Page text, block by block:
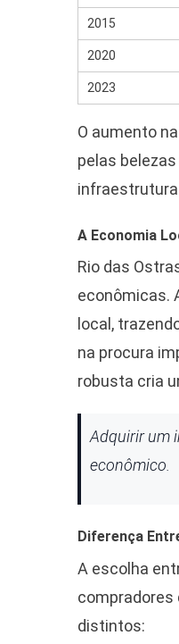
2015
2020
2023
O aumento
pelas
A Economia
Rio das
econômicas.
local,
na procura
robusta cria
Adquirir um
econômico.
Diferença
A escolha
compradores
distintos: